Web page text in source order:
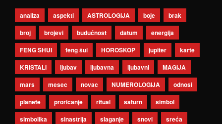
analiza aspekti ASTROLOGIJA boje
brak
broj
brojevi budućnost datum
energija
FENG SHUI
feng šui HOROSKOP jupiter
karte
KRISTALI
ljubav ljubavna ljubavni
MAGIJA
mars
mesec novac NUMEROLOGIJA
odnosi
planete
proricanje ritual saturn
simbol
simbolika
sinastrija slaganje snovi
sreća